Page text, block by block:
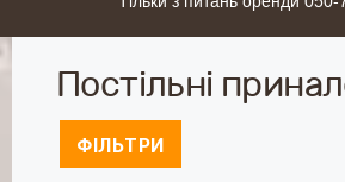
Постільні
ФІЛЬТРИ